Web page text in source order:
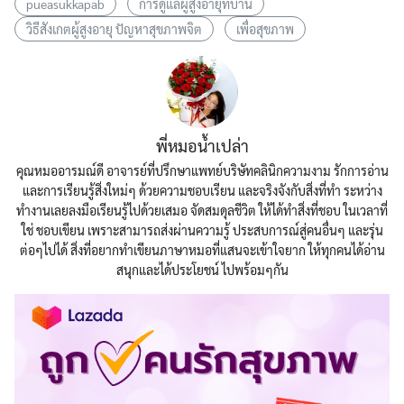
pueasukkapab
การดูแลผู้สูงอายุที่บ้าน
วิธีสังเกตผู้สูงอายุ ปัญหาสุขภาพจิต
เพื่อสุขภาพ
พี่หมอน้ำเปล่า
คุณหมออารมณ์ดี อาจารย์ที่ปรึกษาแพทย์บริษัทคลินิกความงาม รักการอ่าน
และการเรียนรู้สิ่งใหม่ๆ ด้วยความชอบเรียน และจริงจังกับสิ่งที่ทำ ระหว่าง
ทำงานเลยลงมือเรียนรู้ไปด้วยเสมอ จัดสมดุลชีวิต ให้ได้ทำสิ่งที่ชอบ ในเวลาที่
ใช่ ชอบเขียน เพราะสามารถส่งผ่านความรู้ ประสบการณ์สู่คนอื่นๆ และรุ่น
ต่อๆไปได้ สิ่งที่อยากทำเขียนภาษาหมอที่แสนจะเข้าใจยาก ให้ทุกคนได้อ่าน
สนุกและได้ประโยชน์ ไปพร้อมๆกัน